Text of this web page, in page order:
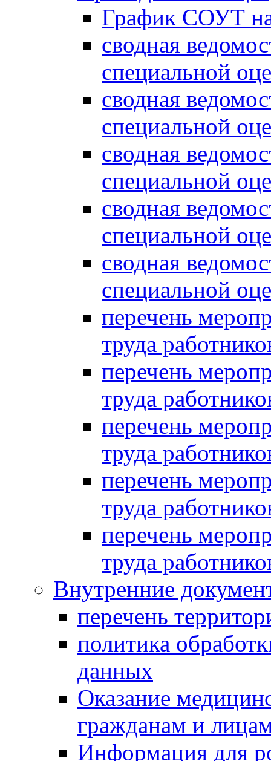
График СОУТ
сводная
специальной
сводная
специальной
сводная
специальной
сводная
специальной
сводная
специальной
перечень
труда
перечень
труда
перечень
труда
перечень
труда
перечень
труда
Внутренние
перечень
политика
данных
Оказание
гражданам и
Информация для